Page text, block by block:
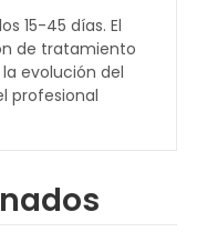
15-45 días. El
de tratamiento
evolución del
profesional